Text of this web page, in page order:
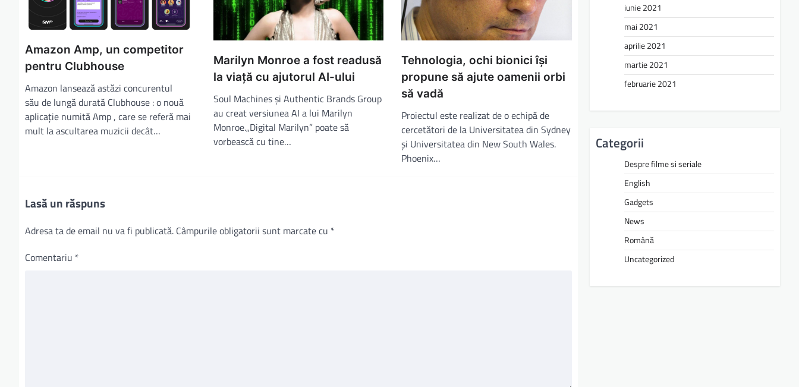
Amazon Amp, un competitor
pentru Clubhouse
Amazon lansează astăzi concurentul
său de lungă durată Clubhouse : o nouă
aplicație numită Amp , care se referă mai
mult la ascultarea muzicii decât…
Marilyn Monroe a fost readusă
la viață cu ajutorul AI-ului
Soul Machines și Authentic Brands Group
au creat versiunea AI a lui Marilyn
Monroe.„Digital Marilyn” poate să
vorbească cu tine…
Tehnologia, ochi bionici își
propune să ajute oamenii orbi
să vadă
Proiectul este realizat de o echipă de
cercetători de la Universitatea din Sydney
și Universitatea din New South Wales.
Phoenix…
Lasă un răspuns
Adresa ta de email nu va fi publicată. Câmpurile obligatorii sunt marcate cu *
Comentariu *
iunie 2021
mai 2021
aprilie 2021
martie 2021
februarie 2021
Categorii
Despre filme si seriale
English
Gadgets
News
Română
Uncategorized